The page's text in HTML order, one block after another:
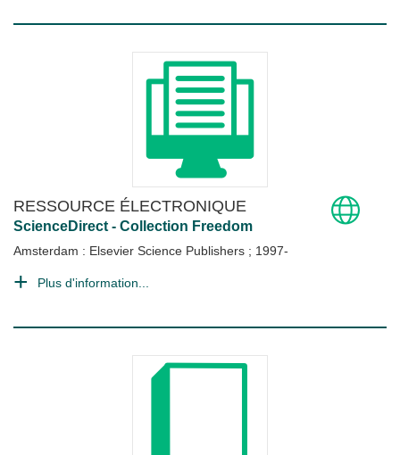
RESSOURCE ÉLECTRONIQUE
ScienceDirect - Collection Freedom
Amsterdam : Elsevier Science Publishers ; 1997-
Plus d'information...